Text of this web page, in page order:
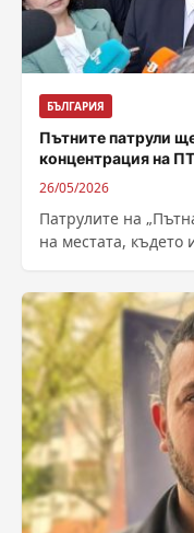
БЪЛГАРИЯ
Пътните патрули
концентрация на
26/05/2026
Патрулите на
на местата, където
изпълняващият